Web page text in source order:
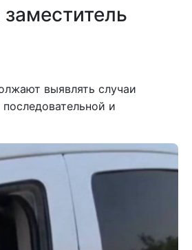
выявлять случаи
и